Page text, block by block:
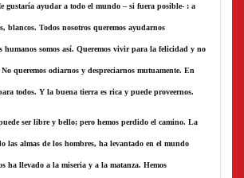
gustaría ayudar a todo el mundo – si fuera posible- : a
blancos. Todos nosotros queremos ayudarnos
humanos somos así. Queremos vivir para la felicidad y no
queremos odiarnos y despreciarnos mutuamente. En
todos. Y la buena tierra es rica y puede proveernos.
ser libre y bello; pero hemos perdido el camino. La
las almas de los hombres, ha levantado en el mundo
ha llevado a la miseria y a la matanza. Hemos